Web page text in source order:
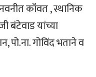
कॉंवत , स्थानिक
बंटेवाड यांच्या
पो.ना. गोविंद भताने व